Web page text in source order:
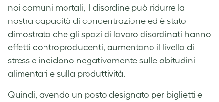
noi comuni mortali, il disordine può ridurre la
nostra capacità di concentrazione ed è stato
dimostrato che gli spazi di lavoro disordinati hanno
effetti controproducenti, aumentano il livello di
stress e incidono negativamente sulle abitudini
alimentari e sulla produttività.
Quindi, avendo un posto designato per biglietti e